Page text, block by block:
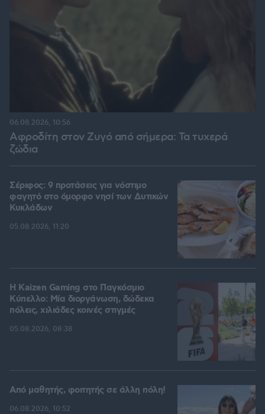
Αφροδίτη στον Ζυγό από σήμερα: Τα τυχερά
ζώδια
06.08.2026, 10:56
Σέριφος: 9 προτάσεις για νόστιμο
φαγητό στο όμορφο νησί των Δυτικών
Κυκλάδων
05.08.2026, 11:20
H Kaizen Gaming στο Παγκόσμιο
Kύπελλο: Μία διοργάνωση, δώδεκα
πόλεις, χιλιάδες κοινές στιγμές
05.08.2026, 08:38
Από μαθητής, φοιτητής σε άλλη πόλη!
06.08.2026, 10:52